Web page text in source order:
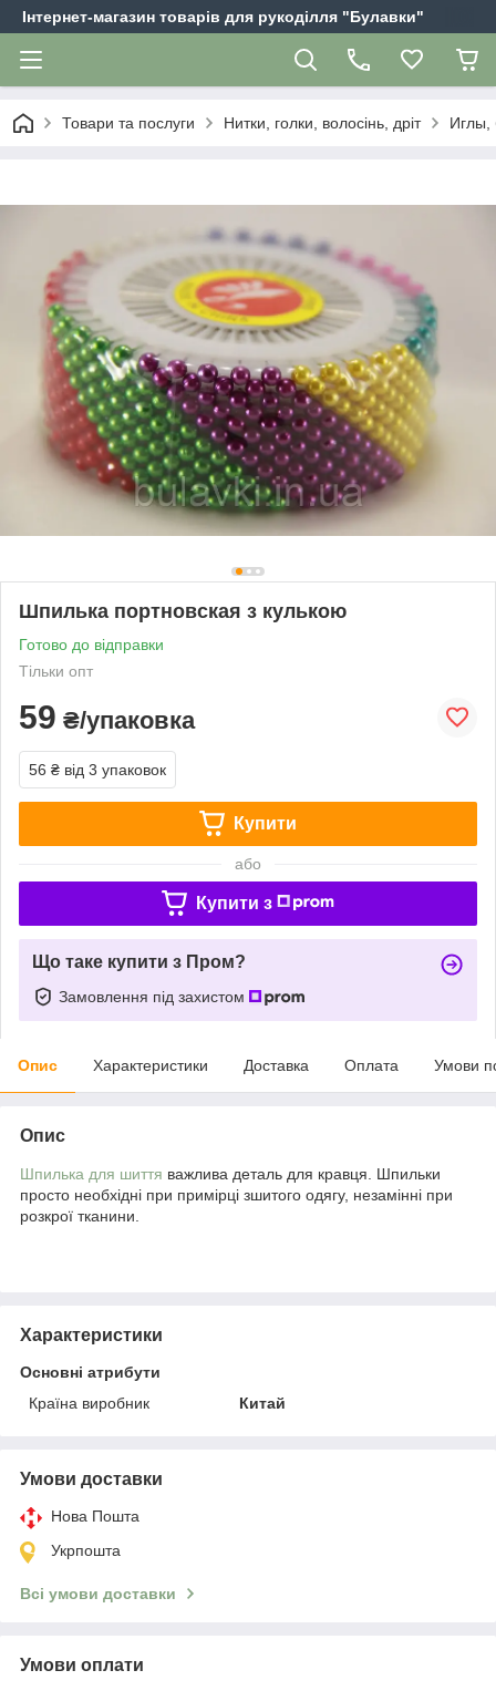
Інтернет-магазин товарів для рукоділля "Булавки"
Товари та послуги Нитки, голки, волосінь, дріт Иглы,
Шпилька портновская з кулькою
Готово до відправки
Тільки опт
59 ₴/упаковка
56 ₴ від 3 упаковок
Купити
або
Купити з
Що таке купити з Пром?
Замовлення під захистом
Опис Характеристики Доставка Оплата Умови
Опис
Шпилька для шиття важлива деталь для кравця. Шпильки
просто необхідні при примірці зшитого одягу, незамінні при
розкрої тканини.
Характеристики
Основні атрибути
Країна виробник
Китай
Умови доставки
Нова Пошта
Укрпошта
Всі умови доставки
Умови оплати